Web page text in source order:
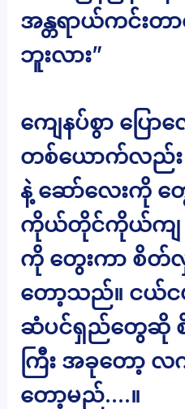
အန္တရာယ်ကင်းတ
ဘူးလား”
ကျေနပ်စွာ ပြေ
တစ်ယောက်လည်း
နဲ့ ဆော်လေးကို တွ
ကိုယ်တိုင်ကိုယ်ကျ
ကို တွေးကာ စိတ်လှု
တော့သည်။ ငယ်
ဆံပင်ရှည်တွေဆို
ကြီး အခုတော့
တော့မည်….။